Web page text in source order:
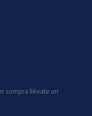
compra llévate un